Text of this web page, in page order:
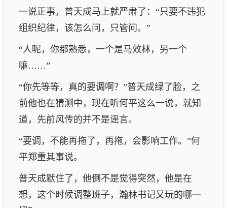
一说正事，普天成马上就严肃了：“只要不违犯
组织纪律，该怎么问，只管问。”
“人呢，你都熟悉，一个是马效林，另一个
嘛……”
“你先等等，真的要调啊？”普天成绿了脸，之
前他也在猜测中，现在听何平这么一说，就知
道，先前风传的并不是谣言。
“要调，不能再拖了，再拖，会影响工作。”何
平郑重其事说。
普天成默住了，他倒不是觉得突然，他是在
想，这个时候调整班子，瀚林书记又玩的哪一